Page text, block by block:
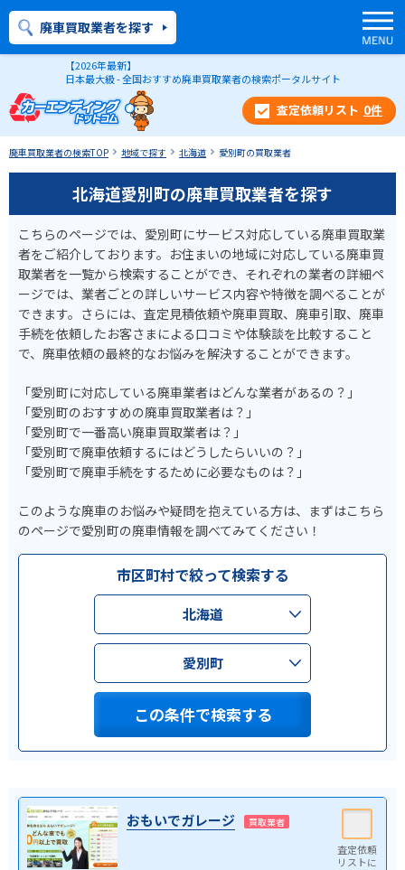
【2026年最新】
日本最大級 - 全国おすすめ廃車買取業者の検索ポータルサイト
0件
廃車買取業者を探す
廃車買取業者の検索TOP 地域で探す 北海道 愛別町の買取業者
北海道愛別町の廃車買取業者を探す
こちらのページでは、愛別町にサービス対応している廃車買取業
者をご紹介しております。お住まいの地域に対応している廃車買
取業者を一覧から検索することができ、それぞれの業者の詳細ペ
ージでは、業者ごとの詳しいサービス内容や特徴を調べることが
できます。さらには、査定見積依頼や廃車買取、廃車引取、廃車
手続を依頼したお客さまによる口コミや体験談を比較すること
で、廃車依頼の最終的なお悩みを解決することができます。
「愛別町に対応している廃車業者はどんな業者があるの？」
「愛別町のおすすめの廃車買取業者は？」
「愛別町で一番高い廃車買取業者は？」
「愛別町で廃車依頼するにはどうしたらいいの？」
「愛別町で廃車手続をするために必要なものは？」
このような廃車のお悩みや疑問を抱えている方は、まずはこちら
のページで愛別町の廃車情報を調べてみてください！
市区町村で絞って検索する
北海道
愛別町
この条件で検索する
おもいでガレージ 買取業者